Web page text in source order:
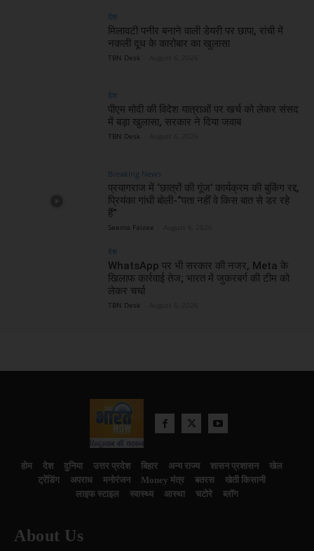
देश
मिलावटी पनीर बनाने वाली डेयरी पर छापा, रांची में
नकली दूध के कारोबार का खुलासा
TBN Desk
देश
पीएम मोदी की विदेश यात्राओं पर खर्च को लेकर संसद
में बड़ा खुलासा, सरकार ने दिया जवाब
TBN Desk
Breaking News
प्रयागराज में ‘छात्रों की गूंज’ कार्यक्रम की बुकिंग रद्द,
प्रियंका गांधी बोली-“पता नहीं वे किस बात से डर रहे
हैं”
Seema Faizee
देश
WhatsApp पर भी सरकार की नजर, Meta के
खिलाफ कार्रवाई तेज; भारत में जुकरबर्ग की टीम को
लेकर चर्चा
TBN Desk
होम देश दुनिया उत्तर प्रदेश बिहार अन्य राज्य शासन प्रशासन
खेल
ट्रेंडिंग
अपराध मनोरंजन Money मंत्र बतरस
खेती किसानी
लाइफ स्टाइल
स्वास्थ्य आस्था चटोरे ब्लॉग
About Us